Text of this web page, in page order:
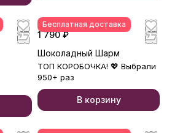
Бесплатная доставка
1 790 ₽
Шоколадный Шарм
ТОП КОРОБОЧКА! 💖 Выбрали
950+ раз
В корзину